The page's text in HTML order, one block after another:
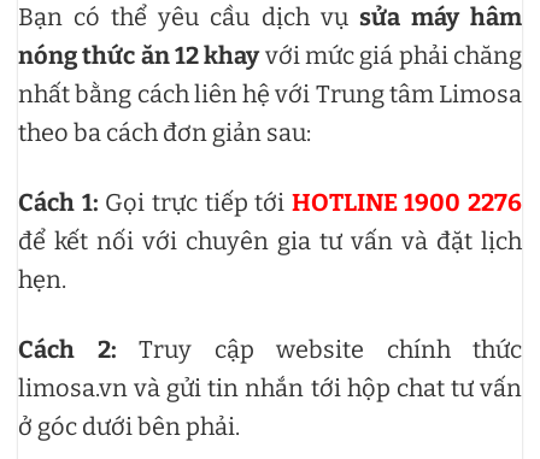
Bạn có thể yêu cầu dịch vụ sửa máy hâm
nóng thức ăn 12 khayvới mức giá phải chăng
nhất bằng cách liên hệ với Trung tâm Limosa
theo ba cách đơn giản sau:
Cách 1: Gọi trực tiếp tới HOTLINE 1900 2276
để kết nối với chuyên gia tư vấn và đặt lịch
hẹn.
Cách 2: Truy cập website chính thức
limosa.vn và gửi tin nhắn tới hộp chat tư vấn
ở góc dưới bên phải.